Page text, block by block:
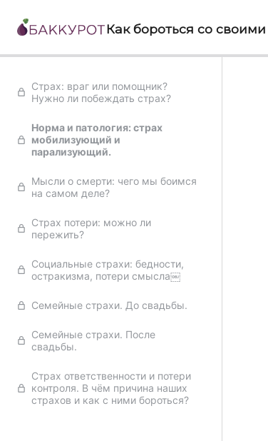
Как бороться со
Страх: враг или помощник?
Нужно ли побеждать страх?
Норма и патология: страх
мобилизующий и
парализующий.
Мысли о смерти: чего мы боимся
на самом деле?
Страх потери: можно ли
пережить?
Социальные страхи: бедности,
остракизма, потери смысла￼
Семейные страхи. До свадьбы.
Семейные страхи. После
свадьбы.
Страх ответственности и потери
контроля. В чём причина наших
страхов и как с ними бороться?